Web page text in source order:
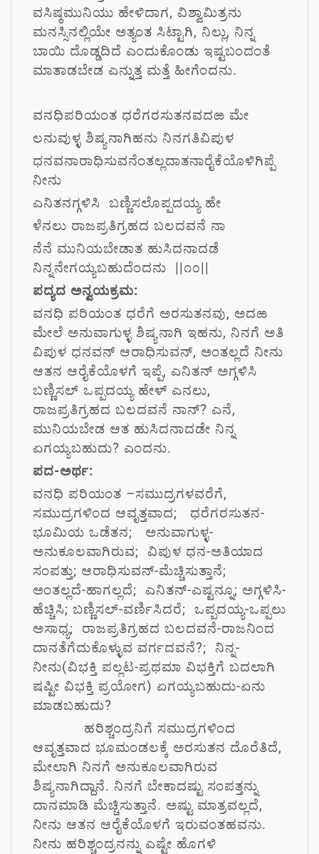
ವಸಿಷ್ಠಮುನಿಯು ಹೇಳಿದಾಗ, ವಿಶ್ವಾಮಿತ್ರನು
ಮನಸ್ಸಿನಲ್ಲಿಯೇ ಅತ್ಯಂತ ಸಿಟ್ಟಾಗಿ, ನಿಲ್ಲು, ನಿನ್ನ
ಬಾಯಿ ದೊಡ್ಡದಿದೆ ಎಂದುಕೊಂಡು ಇಷ್ಟಬಂದಂತೆ
ಮಾತಾಡಬೇಡ ಎನ್ನುತ್ತ ಮತ್ತೆ ಹೀಗೆಂದನು.
ವನಧಿಪರಿಯಂತ ಧರೆಗರಸುತನವದಱ ಮೇ
ಲನುವುಳ್ಳ ಶಿಷ್ಯನಾಗಿಹನು ನಿನಗತಿವಿಪುಳ
ಧನವನಾರಾಧಿಸುವನೆಂತಲ್ಲದಾತನಾರೈಕೆಯೊಳಿಗಿಪ್ಪೆ
ನೀನು
ಎನಿತನಗ್ಗಳಿಸಿ ಬಣ್ಣಿಸಲೊಪ್ಪದಯ್ಯ ಹೇ
ಳೆನಲು ರಾಜಪ್ರತಿಗ್ರಹದ ಬಲದವನೆ ನಾ
ನೆನೆ ಮುನಿಯಬೇಡಾತ ಹುಸಿದನಾದಡೆ
ನಿನ್ನನೇಗಯ್ಯಬಹುದೆಂದನು ||೧೦||
ಪದ್ಯದ ಅನ್ವಯಕ್ರಮ:
ವನಧಿ ಪರಿಯಂತ ಧರೆಗೆ ಅರಸುತನವು, ಅದಱ
ಮೇಲೆ ಅನುವಾಗುಳ್ಳ ಶಿಷ್ಯನಾಗಿ ಇಹನು, ನಿನಗೆ ಅತಿ
ವಿಪುಳ ಧನವನ್ ಆರಾಧಿಸುವನ್, ಅಂತಲ್ಲದೆ ನೀನು
ಆತನ ಆರೈಕೆಯೊಳಗೆ ಇಪ್ಪೆ, ಎನಿತನ್ ಅಗ್ಗಳಿಸಿ
ಬಣ್ಣಿಸಲ್ ಒಪ್ಪದಯ್ಯ ಹೇಳ್ ಎನಲು,
ರಾಜಪ್ರತಿಗ್ರಹದ ಬಲದವನೆ ನಾನ್? ಎನೆ,
ಮುನಿಯಬೇಡ ಆತ ಹುಸಿದನಾದಡೇ ನಿನ್ನ
ಏಗಯ್ಯಬಹುದು? ಎಂದನು.
ಪದ-ಅರ್ಥ:
ವನಧಿ ಪರಿಯಂತ –ಸಮುದ್ರಗಳವರೆಗೆ,
ಸಮುದ್ರಗಳಿಂದ ಆವೃತ್ತವಾದ; ಧರೆಗರಸುತನ-
ಭೂಮಿಯ ಒಡೆತನ; ಅನುವಾಗುಳ್ಳ-
ಅನುಕೂಲವಾಗಿರುವ; ವಿಪುಳ ಧನ-ಅತಿಯಾದ
ಸಂಪತ್ತು; ಆರಾಧಿಸುವನ್-ಮೆಚ್ಚಿಸುತ್ತಾನೆ;
ಅಂತಲ್ಲದೆ-ಹಾಗಲ್ಲದೆ; ಎನಿತನ್-ಎಷ್ಟನ್ನೂ; ಅಗ್ಗಳಿಸಿ-
ಹೆಚ್ಚಿಸಿ; ಬಣ್ಣಿಸಲ್-ವರ್ಣಿಸಿದರೆ; ಒಪ್ಪದಯ್ಯ-ಒಪ್ಪಲು
ಅಸಾಧ್ಯ; ರಾಜಪ್ರತಿಗ್ರಹದ ಬಲದವನೆ-ರಾಜನಿಂದ
ದಾನತೆಗೆದುಕೊಳ್ಳುವ ವರ್ಗದವನೆ?; ನಿನ್ನ-
ನೀನು(ವಿಭಕ್ತಿ ಪಲ್ಲಟ-ಪ್ರಥಮಾ ವಿಭಕ್ತಿಗೆ ಬದಲಾಗಿ
ಷಷ್ಟೀ ವಿಭಕ್ತಿ ಪ್ರಯೋಗ) ಏಗಯ್ಯಬಹುದು-ಏನು
ಮಾಡಬಹುದು?
ಹರಿಶ್ಚಂದ್ರನಿಗೆ ಸಮುದ್ರಗಳಿಂದ
ಆವೃತ್ತವಾದ ಭೂಮಂಡಲಕ್ಕೆ ಅರಸುತನ ದೊರೆತಿದೆ,
ಮೇಲಾಗಿ ನಿನಗೆ ಅನುಕೂಲವಾಗಿರುವ
ಶಿಷ್ಯನಾಗಿದ್ದಾನೆ. ನಿನಗೆ ಬೇಕಾದಷ್ಟು ಸಂಪತ್ತನ್ನು
ದಾನಮಾಡಿ ಮೆಚ್ಚಿಸುತ್ತಾನೆ. ಅಷ್ಟು ಮಾತ್ರವಲ್ಲದೆ,
ನೀನು ಆತನ ಆರೈಕೆಯೊಳಗೆ ಇರುವಂತಹವನು.
ನೀನು ಹರಿಶ್ಚಂದ್ರನನ್ನು ಎಷ್ಟೇ ಹೊಗಳಿ